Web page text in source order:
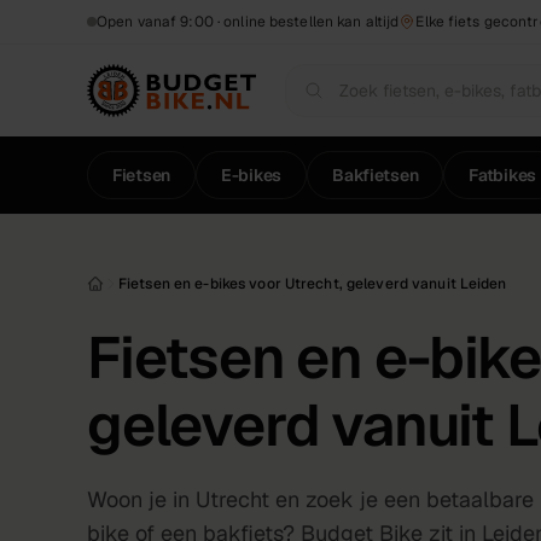
Naar hoofdinhoudOpen vanaf 9:00 · online bestellen kan altijd Elke fiets
Fietsen E-bikes Bakfietsen Fatbikes
Fietsen en e-bikes voor Utrecht, geleverd vanuit Leiden
Fietsen en e-
geleverd vanuit
Woon je in Utrecht en zoek je een
bike of een bakfiets? Budget Bike zit in